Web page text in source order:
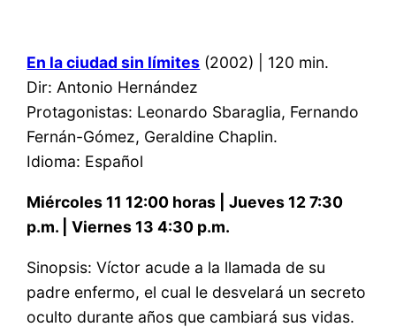
En la ciudad sin límites (2002) | 120 min.
Dir: Antonio Hernández
Protagonistas: Leonardo Sbaraglia, Fernando
Fernán-Gómez, Geraldine Chaplin.
Idioma: Español
Miércoles 11 12:00 horas | Jueves 12 7:30
p.m. | Viernes 13 4:30 p.m.
Sinopsis: Víctor acude a la llamada de su
padre enfermo, el cual le desvelará un secreto
oculto durante años que cambiará sus vidas.